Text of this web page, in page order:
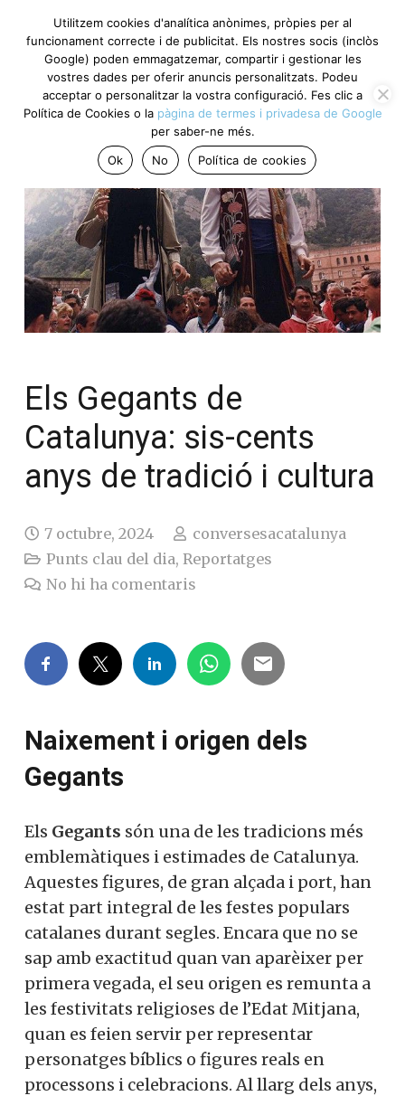
Els Gegants de
Catalunya: sis-cents
anys de tradició i cultura
7 octubre, 2024
conversesacatalunya
Punts clau del dia,Reportatges
No hi ha comentaris
Naixement i origen dels
Gegants
Els Gegants són una de les tradicions més
emblemàtiques i estimades de Catalunya.
Aquestes figures, de gran alçada i port, han
estat part integral de les festes populars
catalanes durant segles. Encara que no se
sap amb exactitud quan van aparèixer per
primera vegada, el seu origen es remunta a
les festivitats religioses de l’Edat Mitjana,
quan es feien servir per representar
personatges bíblics o figures reals en
processons i celebracions. Al llarg dels anys,
Utilitzem cookies d'analítica anònimes, pròpies per al
funcionament correcte i de publicitat. Els nostres socis (inclòs
Google) poden emmagatzemar, compartir i gestionar les
vostres dades per oferir anuncis personalitzats. Podeu
acceptar o personalitzar la vostra configuració. Fes clic a
Política de Cookies o la pàgina de termes i privadesa de Google
per saber-ne més.
Ok
No Política de cookies